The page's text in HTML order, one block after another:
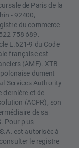
de Paris de la
- 92400,
du commerce
758 689.
L.621-9 du Code
française est
(AMF). XTB
dument
Services Authority
dernière et de
(ACPR), son
de sa
Pour plus
est autorisée à
le registre